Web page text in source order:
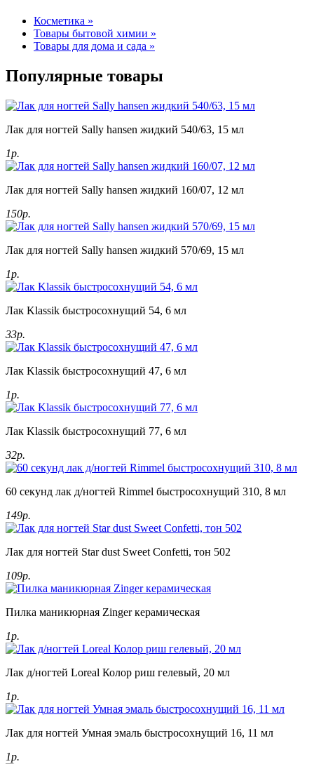
Косметика »
Товары бытовой химии »
Товары для дома и сада »
Популярные товары
Лак для ногтей Sally hansen жидкий 540/63, 15 мл
1р.
Лак для ногтей Sally hansen жидкий 160/07, 12 мл
150р.
Лак для ногтей Sally hansen жидкий 570/69, 15 мл
1р.
Лак Klassik быстросохнущий 54, 6 мл
33р.
Лак Klassik быстросохнущий 47, 6 мл
1р.
Лак Klassik быстросохнущий 77, 6 мл
32р.
60 секунд лак д/ногтей Rimmel быстросохнущий 310, 8 мл
149р.
Лак для ногтей Star dust Sweet Confetti, тон 502
109р.
Пилка маникюрная Zinger керамическая
1р.
Лак д/ногтей Loreal Колор риш гелевый, 20 мл
1р.
Лак для ногтей Умная эмаль быстросохнущий 16, 11 мл
1р.